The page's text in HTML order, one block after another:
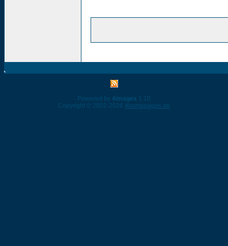
Powered by 4images 1.10
Copyright © 2002-2026 4homepages.de